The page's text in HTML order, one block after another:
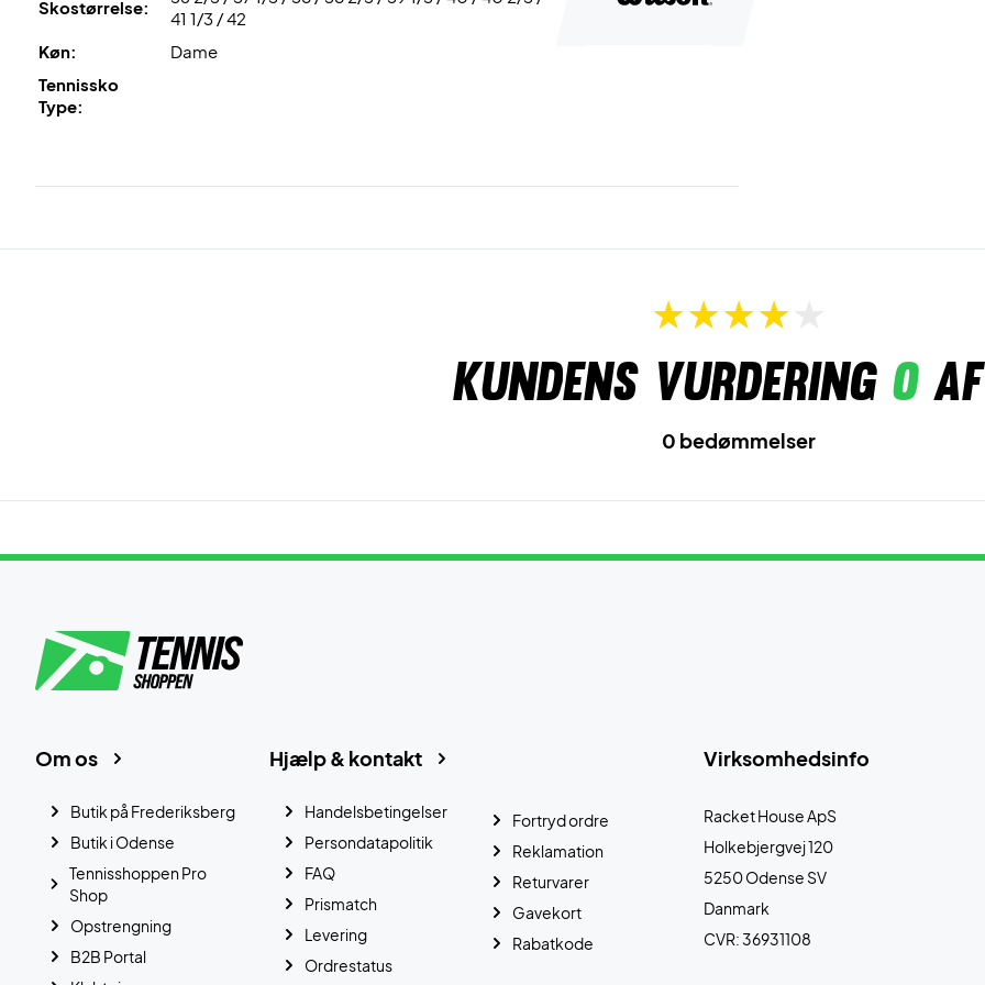
Skostørrelse:
41 1/3 / 42
Køn:
Dame
Tennissko
Type:
Kundens vurdering 0af
0 bedømmelser
Virksomhedsinfo
Racket House ApS
Holkebjergvej 120
5250 Odense SV
Danmark
CVR: 36931108
Hjælp & kontakt
Handelsbetingelser
Persondatapolitik
FAQ
Prismatch
Levering
Ordrestatus
Fortryd ordre
Reklamation
Returvarer
Gavekort
Rabatkode
Om os
Butik på Frederiksberg
Butik i Odense
Tennisshoppen Pro
Shop
Opstrengning
B2B Portal